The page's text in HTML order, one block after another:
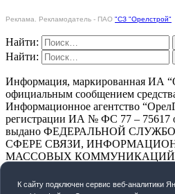
Реклама. Рекламодатель - ПАО "СЗ "Орелстрой"
Найти:
Найти:
Информация, маркированная ИА
официальным сообщением
Информационное агентство
регистрации ИА № ФС 77 – 75617
выдано ФЕДЕРАЛЬНОЙ
СФЕРЕ СВЯЗИ,
МАССОВЫХ КОММУНИКАЦИЙ
ПОЛИТИКА
К cайту подключен сервис веб-аналитики